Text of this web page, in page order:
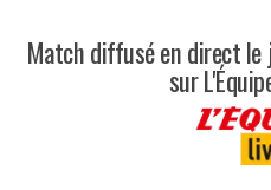
Match diffusé en direct
sur